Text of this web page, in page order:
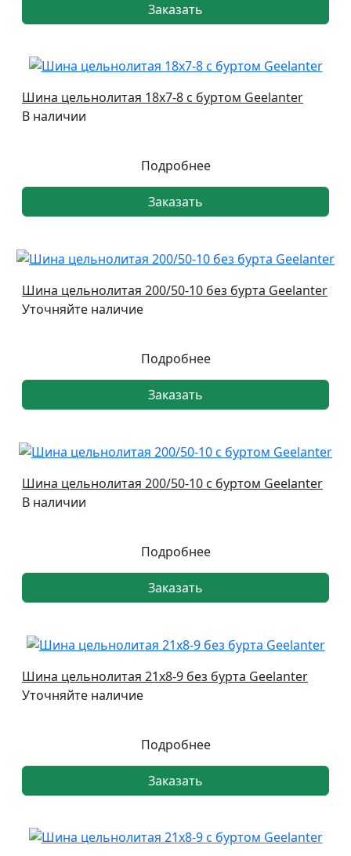
Заказать
Шина цельнолитая 18х7-8 с буртом Geelanter
В наличии
Подробнее
Заказать
Шина цельнолитая 200/50-10 без бурта Geelanter
Уточняйте наличие
Подробнее
Заказать
Шина цельнолитая 200/50-10 с буртом Geelanter
В наличии
Подробнее
Заказать
Шина цельнолитая 21х8-9 без бурта Geelanter
Уточняйте наличие
Подробнее
Заказать